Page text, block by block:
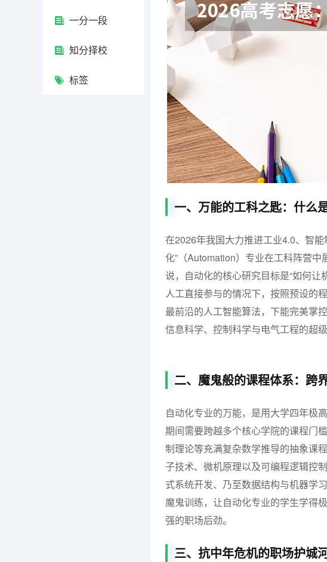
一分一段
知分择校
标签
一、万能的工科之匙：什么
在2026年我国大力推进工业4.0、智
化”（Automation）专业在工科阵营
说，自动化的核心研究目标是“如何
人工直接参与的情况下，按照预设的
最前沿的人工智能算法，下能完美掌
信息科学、控制科学与电气工程的超
二、魔鬼般的课程体系：跨
自动化专业的万能，是用大学四年极
期间需要跨越多个核心学院的课程门
制理论等充满复杂数学推导的抽象课
子技术、微机原理以及可编程逻辑控
式系统开发、乃至数据结构与机器学
魔鬼训练，让自动化专业的学生学得
强的职场后劲。
三、抗中年危机的职场护城